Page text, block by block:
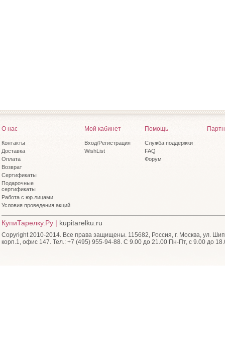
О нас
Контакты
Доставка
Оплата
Возврат
Сертификаты
Подарочные
сертификаты
Работа с юр.лицами
Условия проведения акций
Мой кабинет
Вход/Регистрация
WishList
Помощь
Служба поддержки
FAQ
Форум
КупиТарелку.Ру | kupitarelku.ru
Copyright 2010-2014. Все права защищены. 115682, Россия, г. Москва, ул.
корп.1, офис 147. Тел.: +7 (495) 955-94-88. С 9.00 до 21.00 Пн-Пт, с 9.00 до